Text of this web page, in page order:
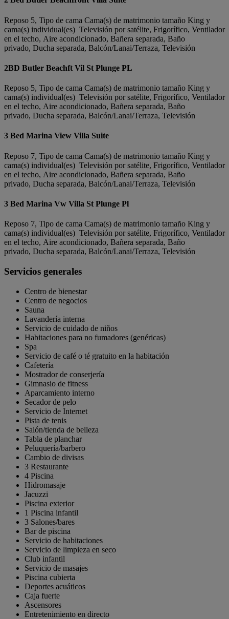
Reposo 5, Tipo de cama Cama(s) de matrimonio tamaño King y
cama(s) individual(es) Televisión por satélite, Frigorífico, Ventilador
en el techo, Aire acondicionado, Bañera separada, Baño
privado, Ducha separada, Balcón/Lanai/Terraza, Televisión
2BD Butler Beachft Vil St Plunge PL
Reposo 5, Tipo de cama Cama(s) de matrimonio tamaño King y
cama(s) individual(es) Televisión por satélite, Frigorífico, Ventilador
en el techo, Aire acondicionado, Bañera separada, Baño
privado, Ducha separada, Balcón/Lanai/Terraza, Televisión
3 Bed Marina View Villa Suite
Reposo 7, Tipo de cama Cama(s) de matrimonio tamaño King y
cama(s) individual(es) Televisión por satélite, Frigorífico, Ventilador
en el techo, Aire acondicionado, Bañera separada, Baño
privado, Ducha separada, Balcón/Lanai/Terraza, Televisión
3 Bed Marina Vw Villa St Plunge Pl
Reposo 7, Tipo de cama Cama(s) de matrimonio tamaño King y
cama(s) individual(es) Televisión por satélite, Frigorífico, Ventilador
en el techo, Aire acondicionado, Bañera separada, Baño
privado, Ducha separada, Balcón/Lanai/Terraza, Televisión
Servicios generales
Centro de bienestar
Centro de negocios
Sauna
Lavandería interna
Servicio de cuidado de niños
Habitaciones para no fumadores (genéricas)
Spa
Servicio de café o té gratuito en la habitación
Cafetería
Mostrador de conserjería
Gimnasio de fitness
Aparcamiento interno
Secador de pelo
Servicio de Internet
Pista de tenis
Salón/tienda de belleza
Tabla de planchar
Peluquería/barbero
Cambio de divisas
3 Restaurante
4 Piscina
Hidromasaje
Jacuzzi
Piscina exterior
1 Piscina infantil
3 Salones/bares
Bar de piscina
Servicio de habitaciones
Servicio de limpieza en seco
Club infantil
Servicio de masajes
Piscina cubierta
Deportes acuáticos
Caja fuerte
Ascensores
Entretenimiento en directo